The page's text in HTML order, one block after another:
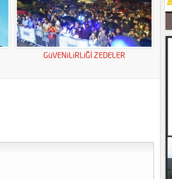
GüVENiLiRLiĞİ ZEDELER